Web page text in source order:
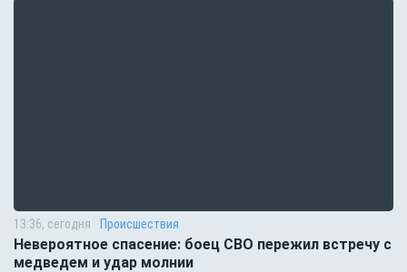
13:36, сегодня Происшествия
Невероятное спасение: боец СВО пережил встречу с
медведем и удар молнии